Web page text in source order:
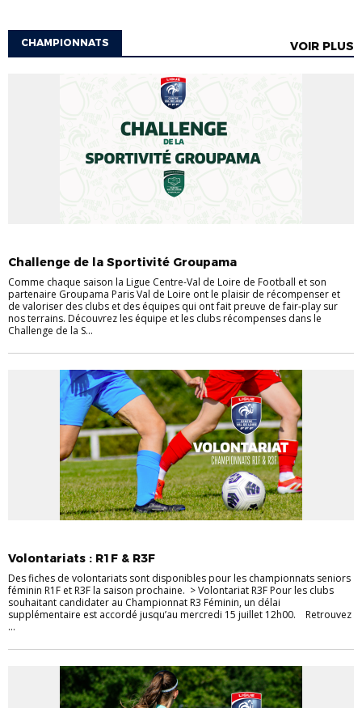
CHAMPIONNATS VOIR PLUS
Challenge de la Sportivité Groupama
Comme chaque saison la Ligue Centre-Val de Loire de Football et son
partenaire Groupama Paris Val de Loire ont le plaisir de récompenser et
de valoriser des clubs et des équipes qui ont fait preuve de fair-play sur
nos terrains. Découvrez les équipe et les clubs récompenses dans le
Challenge de la S...
Volontariats : R1F & R3F
Des fiches de volontariats sont disponibles pour les championnats seniors
féminin R1F et R3F la saison prochaine. > Volontariat R3F Pour les clubs
souhaitant candidater au Championnat R3 Féminin, un délai
supplémentaire est accordé jusqu’au mercredi 15 juillet 12h00. Retrouvez
...